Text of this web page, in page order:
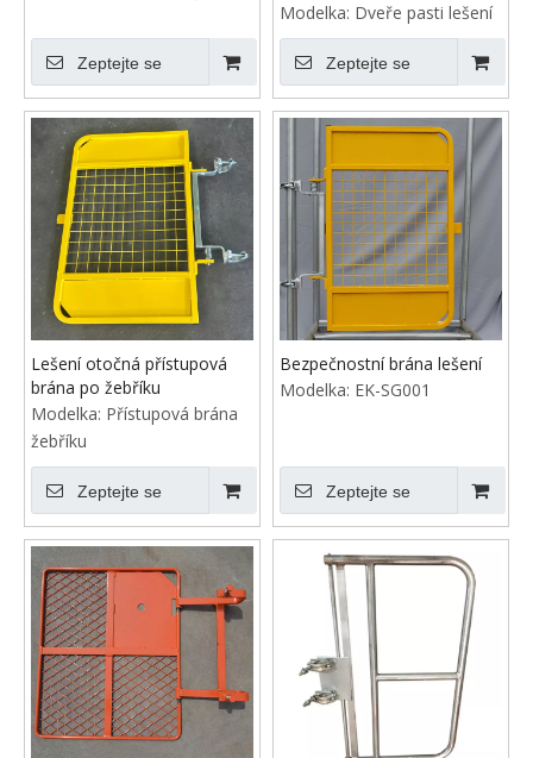
Zeptejte se
Modelka: Dveře pasti lešení
Zeptejte se
Lešení otočná přístupová
brána po žebříku
Modelka: Přístupová brána
žebříku
Zeptejte se
Bezpečnostní brána lešení
Modelka: EK-SG001
Zeptejte se